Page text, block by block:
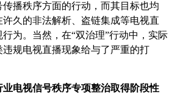
播秩序方面的行动，而其目标也均
久的非法解析、盗链集成等电视直
为。当然，在“双治理”行动中，实际
规电视直播现象给与了严重的打
电视信号秩序专项整治取得阶段性